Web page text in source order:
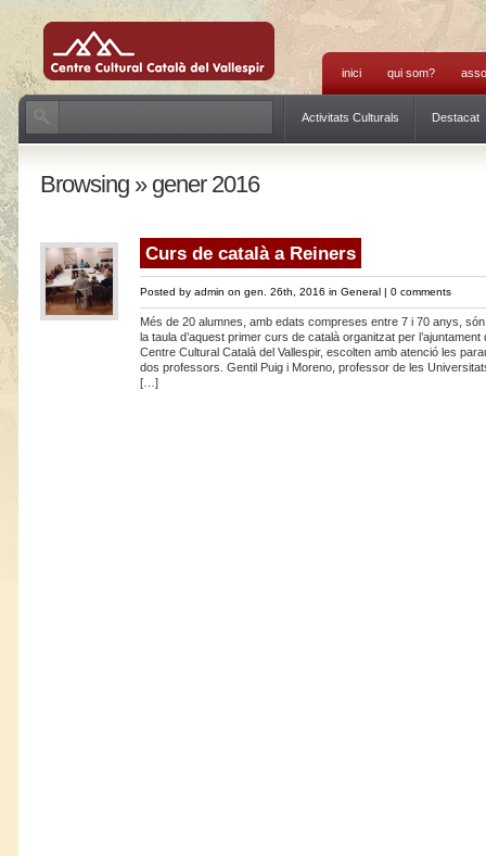
inici qui som?
Activitats Culturals Destacat
Browsing » gener 2016
Curs de català a Reiners
Posted by admin on gen. 26th, 2016 in General | 0 comments
Més de 20 alumnes, amb edats compreses entre 7 i 70 anys,
la taula d’aquest primer curs de català organitzat per l’ajuntament
Centre Cultural Català del Vallespir, escolten amb atenció les
dos professors. Gentil Puig i Moreno, professor de les
[…]